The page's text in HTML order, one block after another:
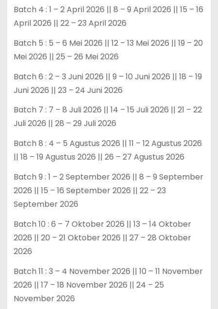
Batch 4 : 1 – 2 April 2026 || 8 – 9 April 2026 || 15 – 16
April 2026 || 22 – 23 April 2026
Batch 5 : 5 – 6 Mei 2026 || 12 – 13 Mei 2026 || 19 – 20
Mei 2026 || 25 – 26 Mei 2026
Batch 6 : 2 – 3 Juni 2026 || 9 – 10 Juni 2026 || 18 – 19
Juni 2026 || 23 – 24 Juni 2026
Batch 7 : 7 – 8 Juli 2026 || 14 – 15 Juli 2026 || 21 – 22
Juli 2026 || 28 – 29 Juli 2026
Batch 8 : 4 – 5 Agustus 2026 || 11 – 12 Agustus 2026
|| 18 – 19 Agustus 2026 || 26 – 27 Agustus 2026
Batch 9 : 1 – 2 September 2026 || 8 – 9 September
2026 || 15 – 16 September 2026 || 22 – 23
September 2026
Batch 10 : 6 – 7 Oktober 2026 || 13 – 14 Oktober
2026 || 20 – 21 Oktober 2026 || 27 – 28 Oktober
2026
Batch 11 : 3 – 4 November 2026 || 10 – 11 November
2026 || 17 – 18 November 2026 || 24 – 25
November 2026